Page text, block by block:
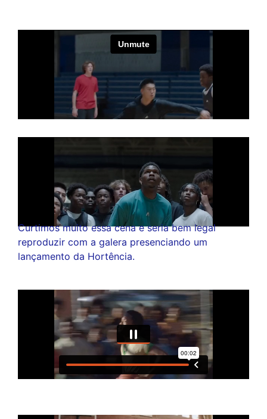
Curtimos muito essa cena e seria bem legal
reproduzir com a galera presenciando um
lançamento da Hortência.